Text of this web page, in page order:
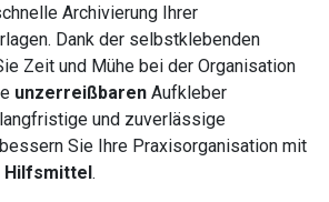
Archivierung Ihrer
Dank der selbstklebenden
Zeit und Mühe bei der Organisation
unzerreißbaren Aufkleber
und zuverlässige
Sie Ihre Praxisorganisation mit
Hilfsmittel.